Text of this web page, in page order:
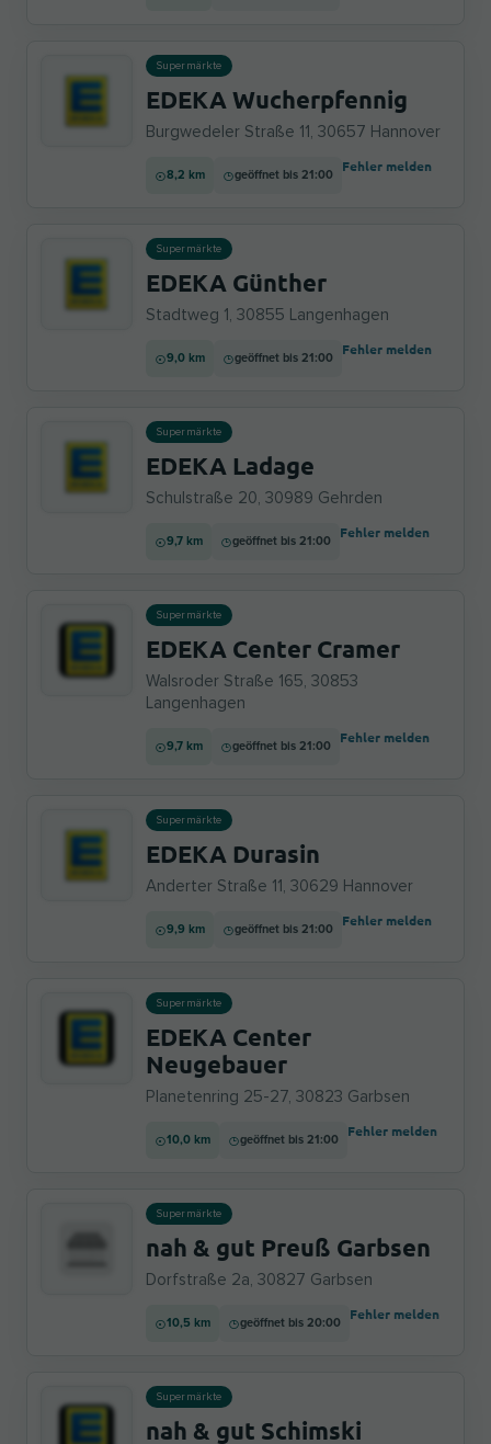
Supermärkte
EDEKA Wucherpfennig
Burgwedeler Straße 11, 30657 Hannover
8,2 km geöffnet bis 21:00
Fehler melden
Supermärkte
EDEKA Günther
Stadtweg 1, 30855 Langenhagen
9,0 km geöffnet bis 21:00
Fehler melden
Supermärkte
EDEKA Ladage
Schulstraße 20, 30989 Gehrden
9,7 km geöffnet bis 21:00
Fehler melden
Supermärkte
EDEKA Center Cramer
Walsroder Straße 165, 30853
Langenhagen
9,7 km geöffnet bis 21:00
Fehler melden
Supermärkte
EDEKA Durasin
Anderter Straße 11, 30629 Hannover
9,9 km geöffnet bis 21:00
Fehler melden
Supermärkte
EDEKA Center
Neugebauer
Planetenring 25-27, 30823 Garbsen
10,0 km geöffnet bis 21:00
Fehler melden
Supermärkte
nah & gut Preuß Garbsen
Dorfstraße 2a, 30827 Garbsen
10,5 km geöffnet bis 20:00
Fehler melden
Supermärkte
nah & gut Schimski